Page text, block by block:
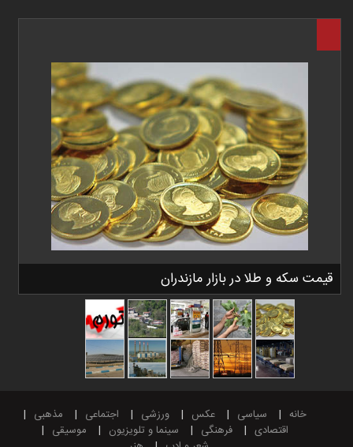
قیمت سکه و طلا در بازار مازندران
خانه سیاسی عکس ورزشی اجتماعی
مذهبی
اقتصادی
فرهنگی سینما و تلویزیون
موسیقی